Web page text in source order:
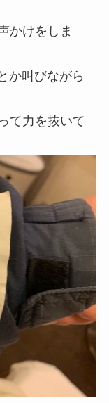
かけをしま
か叫びながら
て力を抜いて